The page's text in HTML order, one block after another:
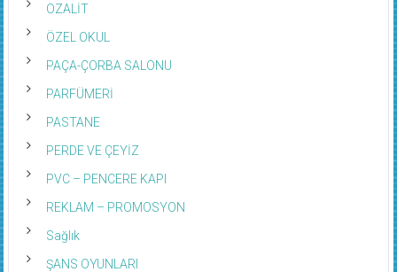
OZALİT
ÖZEL OKUL
PAÇA-ÇORBA SALONU
PARFÜMERİ
PASTANE
PERDE VE ÇEYİZ
PVC – PENCERE KAPI
REKLAM – PROMOSYON
Sağlık
ŞANS OYUNLARI